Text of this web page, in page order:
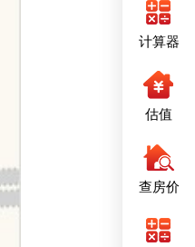
计算器
估值
查房价